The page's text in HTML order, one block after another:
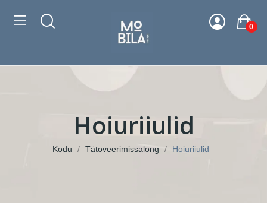
0
Hoiuriiulid
Kodu Tätoveerimissalong Hoiuriiulid